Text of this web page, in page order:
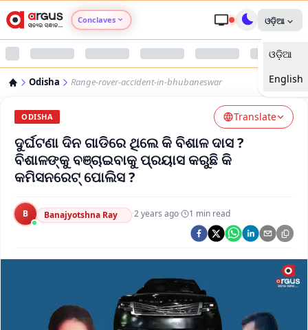
Conclaves
Argus Health Connect
Argus Chalo Dekhein Apna Desh
ଓଡ଼ିଆ
ଓଡ଼ିଆ
English
Odisha Range-rover-accident-in-bhubaneswar
ODISHA Translate
ଦୁର୍ଘଟଣା ଦିନ ଗାଡିରେ ଥିଲେ କି ବିଶାଳ ଦାସ ?
ବିଶାଳଙ୍କୁ ବଞ୍ଚାଇବାକୁ ପ୍ରୟାସ କରୁଛି କି
କମିସନରେଟ୍ ପୋଲିସ ?
B Banajyotshna Ray ·2 years ago· 1 min read